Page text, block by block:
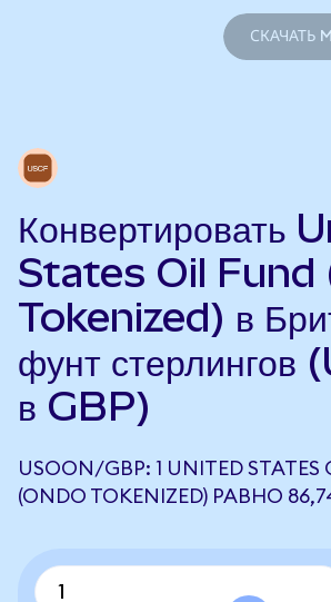
СКАЧАТЬ
Конвертировать
States Oil Fund
Tokenized) в
фунт стерлингов
в GBP)
USOON/GBP: 1 UNITED STATES
(ONDO TOKENIZED) РАВНО